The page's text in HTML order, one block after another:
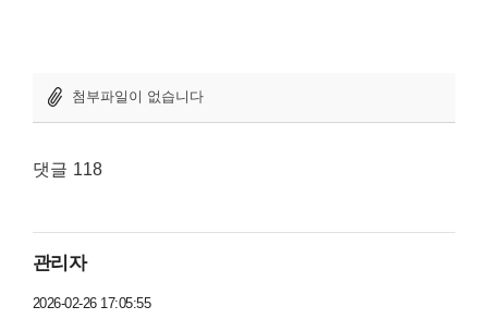
첨부파일이 없습니다
댓글 118
관리자
2026-02-26 17:05:55